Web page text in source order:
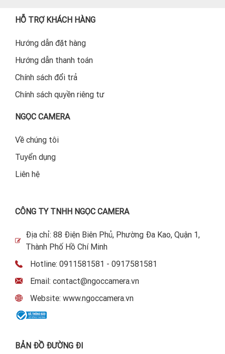
HỖ TRỢ KHÁCH HÀNG
Hướng dẫn đặt hàng
Hướng dẫn thanh toán
Chính sách đổi trả
Chính sách quyền riêng tư
NGỌC CAMERA
Về chúng tôi
Tuyển dụng
Liên hệ
CÔNG TY TNHH NGỌC CAMERA
Địa chỉ: 88 Điện Biên Phủ, Phường Đa Kao, Quận 1,
Thành Phố Hồ Chí Minh
Hotline: 0911581581 - 0917581581
Email: contact@ngoccamera.vn
Website: www.ngoccamera.vn
BẢN ĐỒ ĐƯỜNG ĐI